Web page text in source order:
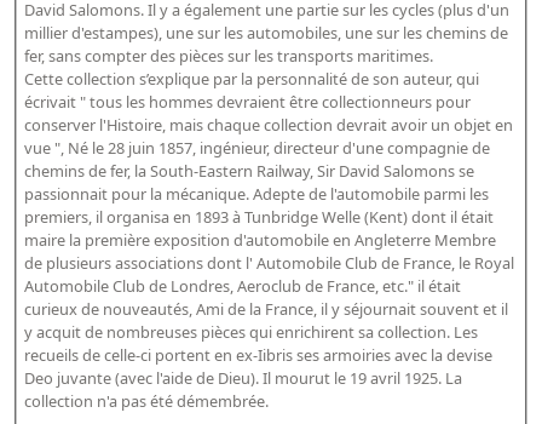
L'histoire de la BnF en objets
Explorer
Organigrammes de la bibliothèque
Rapports d'activité de la Bibliothèque
Répertoire
Répertoire des catalogues d'expositions
Répertoire des catalogues
Répertoire des manuscrits du XXe siècle
Publications
Guides des sources publiés
David Salomons. Il y a également une partie sur les cycles (plus d'un
millier d'estampes), une sur les automobiles, une sur les chemins de
fer, sans compter des pièces sur les transports maritimes.
Cette collection s’explique par la personnalité de son auteur, qui
écrivait " tous les hommes devraient être collectionneurs pour
conserver l'Histoire, mais chaque collection devrait avoir un objet en
vue ", Né le 28 juin 1857, ingénieur, directeur d'une compagnie de
chemins de fer, la South-Eastern Railway, Sir David Salomons se
passionnait pour la mécanique. Adepte de l'automobile parmi les
premiers, il organisa en 1893 à Tunbridge Welle (Kent) dont il était
maire la première exposition d'automobile en Angleterre Membre
de plusieurs associations dont l' Automobile Club de France, le Royal
Automobile Club de Londres, Aeroclub de France, etc." il était
curieux de nouveautés, Ami de la France, il y séjournait souvent et il
y acquit de nombreuses pièces qui enrichirent sa collection. Les
recueils de celle-ci portent en ex-Iibris ses armoiries avec la devise
Deo juvante (avec l'aide de Dieu). Il mourut le 19 avril 1925. La
collection n'a pas été démembrée.